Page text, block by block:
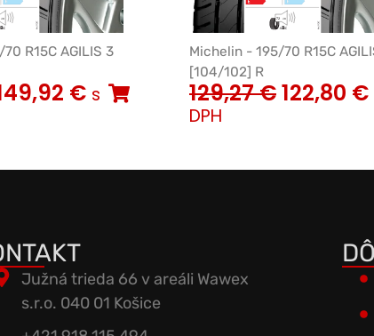
R15C AGILIS 3
€ s
Michelin - 195/70 R15C
[104/102] R
129,27€122,80 €
DPH
Južná trieda 66 v areáli Wawex
s.r.o. 040 01 Košice